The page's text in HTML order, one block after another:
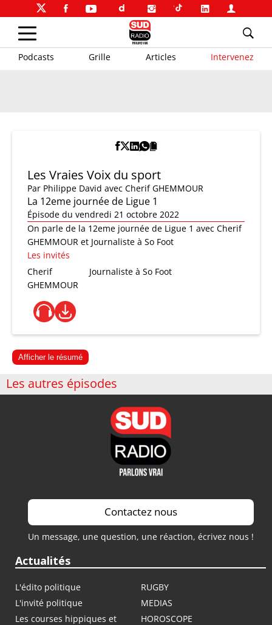
Podcasts Grille Articles Intervenez
Les Vraies Voix du sport
Par Philippe David avec Cherif GHEMMOUR
La 12eme journée de Ligue 1
Épisode du vendredi 21 octobre 2022
On parle de la 12eme journée de Ligue 1 avec Cherif
GHEMMOUR et Journaliste à So Foot
Les invités
Cherif
GHEMMOUR
Journaliste à So Foot
Afficher le résumé
Les autres épisodes
Contactez nous
Un message, une question, une réaction, écrivez nous !
Actualités
L'édito politique
RUGBY
L'invité politique
MEDIAS
Les courses hippiques et
HOROSCOPE